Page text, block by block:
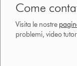
Come
Visita le nostre
problemi, video